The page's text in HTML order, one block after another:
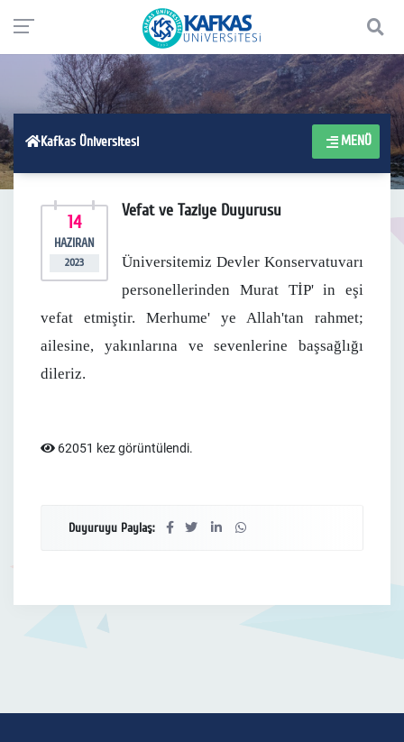
Kafkas Üniversitesi MENÜ
14
HAZIRAN
2023
Vefat ve Taziye Duyurusu
Üniversitemiz Devler Konservatuvarı
personellerinden Murat TİP' in eşi
vefat etmiştir. Merhume' ye Allah'tan rahmet;
ailesine, yakınlarına ve sevenlerine başsağlığı
dileriz.
62051 kez görüntülendi.
Duyuruyu Paylaş: